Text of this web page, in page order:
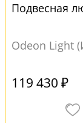
Подвесная
Odeon Light
119 430 ₽